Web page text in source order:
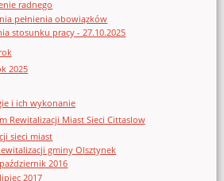
radnego
pełnienia obowiązków
stosunku pracy - 27.10.2025
2025
i ich wykonanie
Rewitalizacji Miast Sieci Cittaslow
sieci miast
gminy Olsztynek
2016
2017